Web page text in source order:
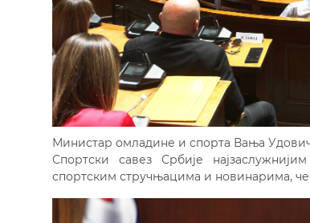
Министар омладине и спорта Вања
Спортски савез Србије
спортским стручњацима и новинарима,